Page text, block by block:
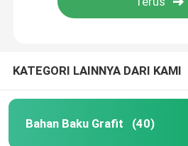
Produk
KATEGORI LAINNYA DARI KAMI
Bahan Baku Grafit (40)